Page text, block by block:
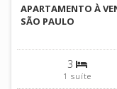
APARTAMENTO À
SÃO PAULO
3
1 suíte